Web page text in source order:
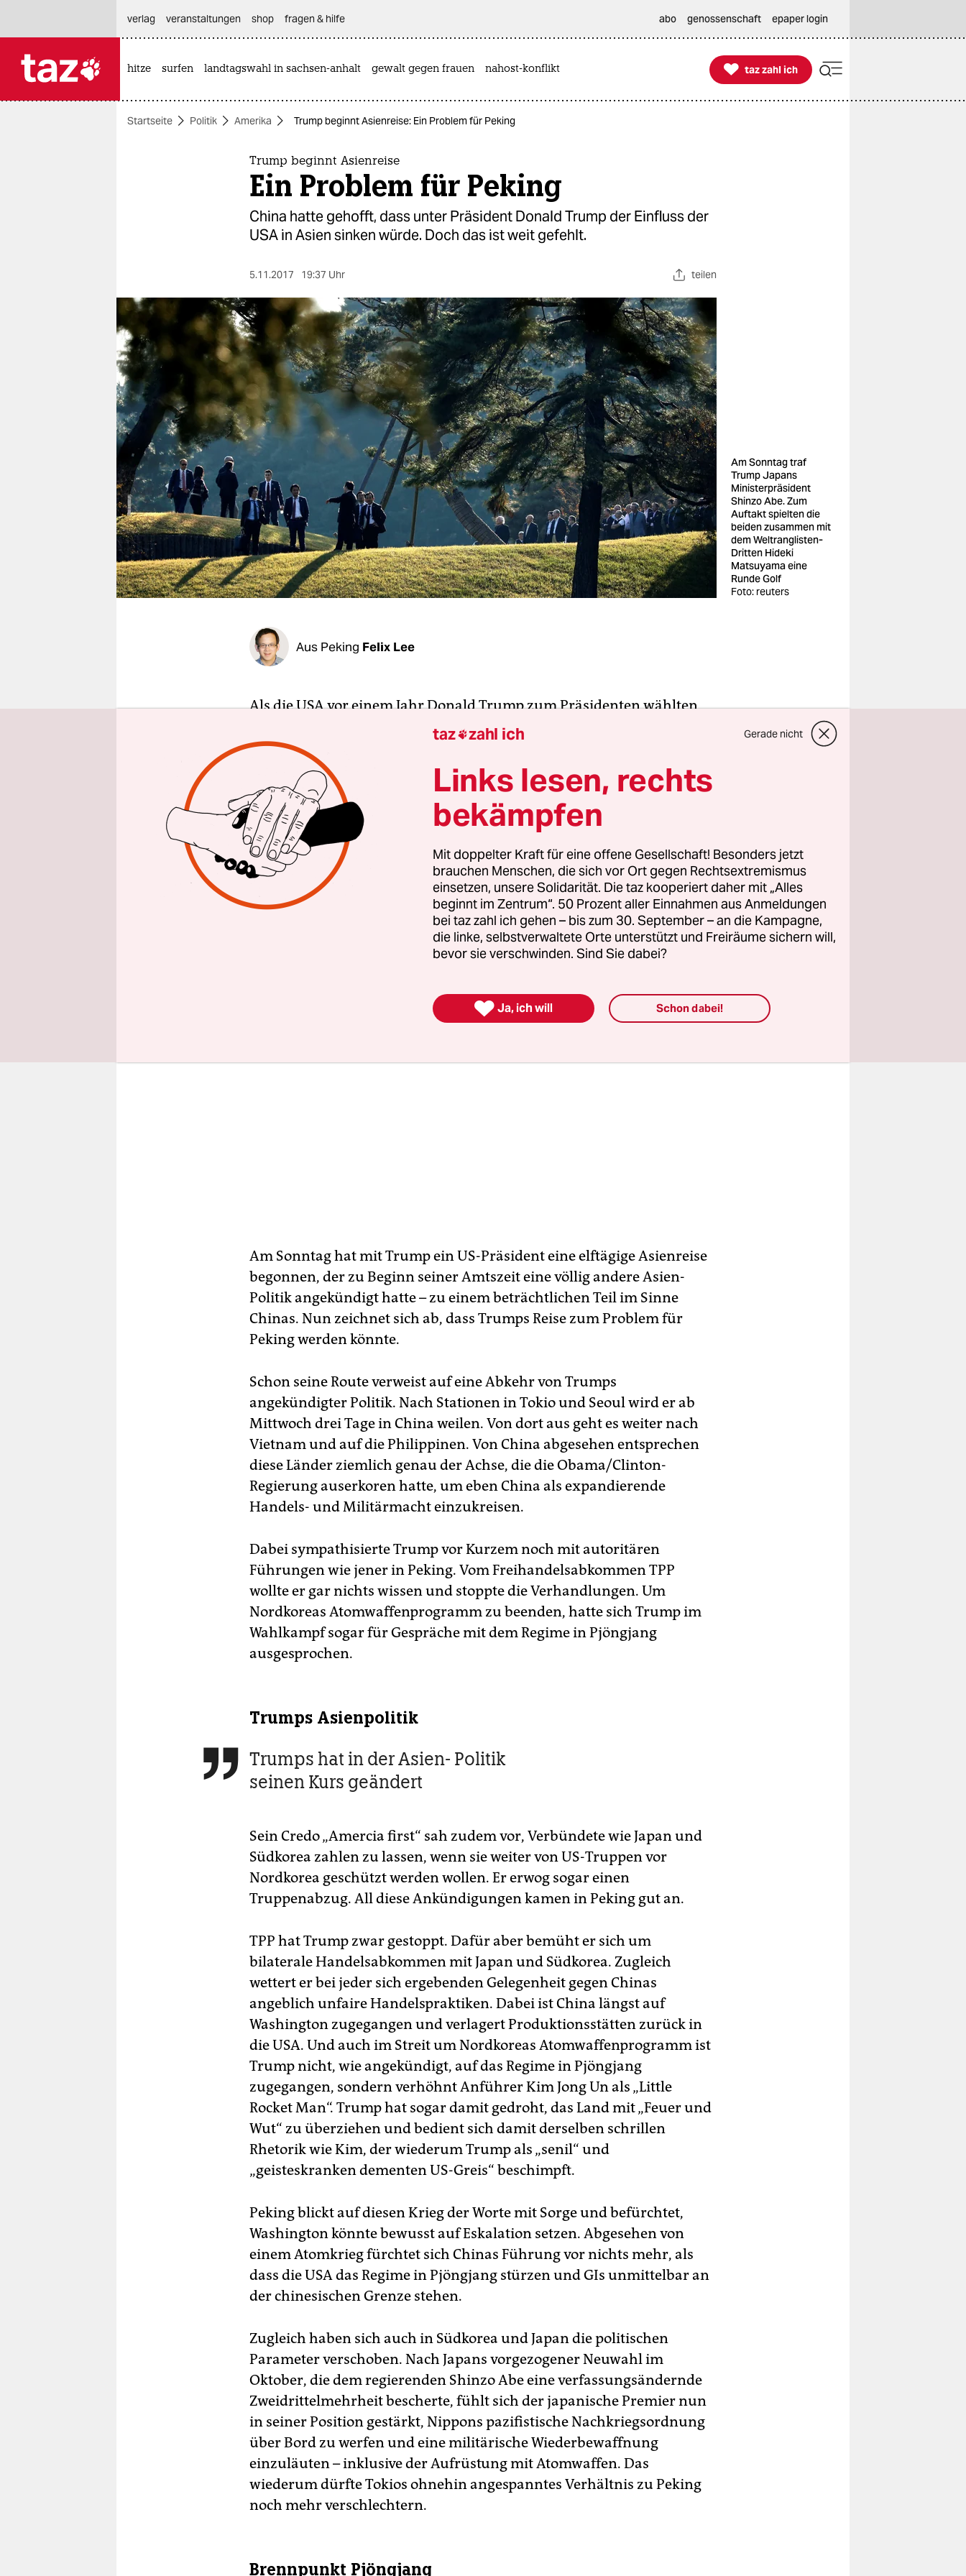
themen
berlin
nord
wahrheit
verlag
verlag
veranstaltungen
shop
fragen & hilfe
unterstützen
abo
verlag
veranstaltungen shop fragen & hilfe abo genossenschaft epaper login
hitze surfen landtagswahl in sachsen-anhalt gewalt gegen frauen nahost-konflikt 
taz zahl ich
taz zahl ich
Startseite Politik Amerika Trump beginnt Asienreise: Ein Problem für Peking
Trump beginnt Asienreise
Ein Problem für Peking
China hatte gehofft, dass unter Präsident Donald Trump der Einfluss der
USA in Asien sinken würde. Doch das ist weit gefehlt.
5.11.2017 19:37 Uhr teilen
Am Sonntag traf
Trump Japans
Ministerpräsident
Shinzo Abe. Zum
Auftakt spielten die
beiden zusammen mit
dem Weltranglisten-
Dritten Hideki
Matsuyama eine
Runde Golf
Foto: reuters
Aus Peking Felix Lee
Als die USA vor einem Jahr Donald Trump zum Präsidenten wählten,
brach im Pekinger Regierungsviertel Freude aus. Mit Trumps
Gegenkandidatin, Hillary Clinton, hatte Chinas Führer schlechte
Erfahrungen gemacht. Als Außenministerin hatte sie ihnen
regelmäßig die Leviten gelesen, etwa, indem sie Chinas schlechte
Menschenrechtslage anprangerte.
Mit Obamas „Fokus auf Asien“ und dem geplanten Handelsabkommen
TPP (Transpazifische Partnerschaft), das eine Freihandelszone mit
allen asiatischen Ländern außer mit China vorsah, hatte Trumps
Vorgängerregierung ganz Südostasien zu ihrer Einflusssphäre erklärt.
Die USA wollten damit unverhohlen Chinas rapide wachsenden
Am Sonntag hat mit Trump ein US-Präsident eine elftägige Asienreise
begonnen, der zu Beginn seiner Amtszeit eine völlig andere Asien-
Politik angekündigt hatte – zu einem beträchtlichen Teil im Sinne
Chinas. Nun zeichnet sich ab, dass Trumps Reise zum Problem für
Peking werden könnte.
Schon seine Route verweist auf eine Abkehr von Trumps
angekündigter Politik. Nach Stationen in Tokio und Seoul wird er ab
Mittwoch drei Tage in China weilen. Von dort aus geht es weiter nach
Vietnam und auf die Philippinen. Von China abgesehen entsprechen
diese Länder ziemlich genau der Achse, die die Obama/Clinton-
Regierung auserkoren hatte, um eben China als expandierende
Handels- und Militärmacht einzukreisen.
Dabei sympathisierte Trump vor Kurzem noch mit autoritären
Führungen wie jener in Peking. Vom Freihandelsabkommen TPP
wollte er gar nichts wissen und stoppte die Verhandlungen. Um
Nordkoreas Atomwaffenprogramm zu beenden, hatte sich Trump im
Wahlkampf sogar für Gespräche mit dem Regime in Pjöngjang
ausgesprochen.
Trumps Asienpolitik
 Trumps hat in der Asien- Politik
seinen Kurs geändert
Sein Credo „Amercia first“ sah zudem vor, Verbündete wie Japan und
Südkorea zahlen zu lassen, wenn sie weiter von US-Truppen vor
Nordkorea geschützt werden wollen. Er erwog sogar einen
Truppenabzug. All diese Ankündigungen kamen in Peking gut an.
TPP hat Trump zwar gestoppt. Dafür aber bemüht er sich um
bilaterale Handelsabkommen mit Japan und Südkorea. Zugleich
wettert er bei jeder sich ergebenden Gelegenheit gegen Chinas
angeblich unfaire Handelspraktiken. Dabei ist China längst auf
Washington zugegangen und verlagert Produktionsstätten zurück in
die USA. Und auch im Streit um Nordkoreas Atomwaffenprogramm ist
Trump nicht, wie angekündigt, auf das Regime in Pjöngjang
zugegangen, sondern verhöhnt Anführer Kim Jong Un als „Little
Rocket Man“. Trump hat sogar damit gedroht, das Land mit „Feuer und
Wut“ zu überziehen und bedient sich damit derselben schrillen
Rhetorik wie Kim, der wiederum Trump als „senil“ und
„geisteskranken dementen US-Greis“ beschimpft.
Peking blickt auf diesen Krieg der Worte mit Sorge und befürchtet,
Washington könnte bewusst auf Eskalation setzen. Abgesehen von
einem Atomkrieg fürchtet sich Chinas Führung vor nichts mehr, als
dass die USA das Regime in Pjöngjang stürzen und GIs unmittelbar an
der chinesischen Grenze stehen.
Zugleich haben sich auch in Südkorea und Japan die politischen
Parameter verschoben. Nach Japans vorgezogener Neuwahl im
Oktober, die dem regierenden Shinzo Abe eine verfassungsändernde
Zweidrittelmehrheit bescherte, fühlt sich der japanische Premier nun
in seiner Position gestärkt, Nippons pazifistische Nachkriegsordnung
über Bord zu werfen und eine militärische Wiederbewaffnung
einzuläuten – inklusive der Aufrüstung mit Atomwaffen. Das
wiederum dürfte Tokios ohnehin angespanntes Verhältnis zu Peking
noch mehr verschlechtern.
Brennpunkt Pjöngjang
taz zahl ich Gerade nicht
Links lesen, rechts
bekämpfen
Mit doppelter Kraft für eine offene Gesellschaft! Besonders jetzt
brauchen Menschen, die sich vor Ort gegen Rechtsextremismus
einsetzen, unsere Solidarität. Die taz kooperiert daher mit „Alles
beginnt im Zentrum“. 50 Prozent aller Einnahmen aus Anmeldungen
bei taz zahl ich gehen – bis zum 30. September – an die Kampagne,
die linke, selbstverwaltete Orte unterstützt und Freiräume sichern will,
bevor sie verschwinden. Sind Sie dabei?
 Ja, ich will Schon dabei!